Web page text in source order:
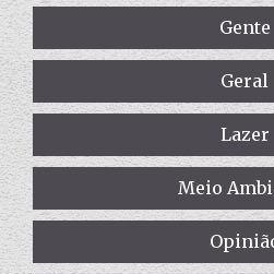
Gente
Geral
Lazer
Meio